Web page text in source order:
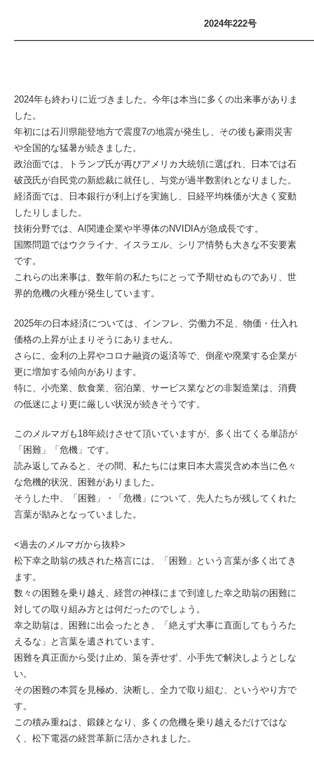
2024年222号
2024年も終わりに近づきました。今年は本当に多くの出来事がありま
した。
年初には石川県能登地方で震度7の地震が発生し、その後も豪雨災害
や全国的な猛暑が続きました。
政治面では、トランプ氏が再びアメリカ大統領に選ばれ、日本では石
破茂氏が自民党の新総裁に就任し、与党が過半数割れとなりました。
経済面では、日本銀行が利上げを実施し、日経平均株価が大きく変動
したりしました。
技術分野では、AI関連企業や半導体のNVIDIAが急成長です。
国際問題ではウクライナ、イスラエル、シリア情勢も大きな不安要素
です。
これらの出来事は、数年前の私たちにとって予期せぬものであり、世
界的危機の火種が発生しています。
2025年の日本経済については、インフレ、労働力不足、物価・仕入れ
価格の上昇が止まりそうにありません。
さらに、金利の上昇やコロナ融資の返済等で、倒産や廃業する企業が
更に増加する傾向があります。
特に、小売業、飲食業、宿泊業、サービス業などの非製造業は、消費
の低迷により更に厳しい状況が続きそうです。
このメルマガも18年続けさせて頂いていますが、多く出てくる単語が
「困難」「危機」です。
読み返してみると、その間、私たちには東日本大震災含め本当に色々
な危機的状況、困難がありました。
そうした中、「困難」・「危機」について、先人たちが残してくれた
言葉が励みとなっていました。
<過去のメルマガから抜粋>
松下幸之助翁の残された格言には、「困難」という言葉が多く出てき
ます。
数々の困難を乗り越え、経営の神様にまで到達した幸之助翁の困難に
対しての取り組み方とは何だったのでしょう。
幸之助翁は、困難に出会ったとき、「絶えず大事に直面してもうろた
えるな」と言葉を遺されています。
困難を真正面から受け止め、策を弄せず、小手先で解決しようとしな
い。
その困難の本質を見極め、決断し、全力で取り組む、というやり方で
す。
この積み重ねは、鍛錬となり、多くの危機を乗り越えるだけではな
く、松下電器の経営革新に活かされました。